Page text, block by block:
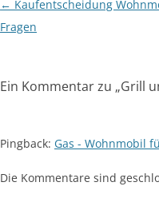
Beitragsnavigation
← Kaufentscheidung
Fragen
Ein Kommentar zu „Grill
Pingback: Gas - Wohnmobil
Die Kommentare sind